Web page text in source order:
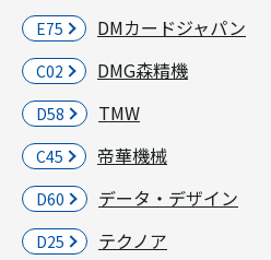
E75 DMカードジャパン
C02 DMG森精機
D58 TMW
C45 帝華機械
D60 データ・デザイン
D25 テクノア